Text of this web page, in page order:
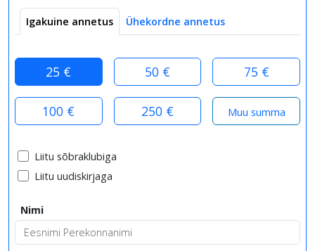
Igakuine annetus Ühekordne annetus
25 € 50 € 75 €
100 € 250 €
Liitu sõbraklubiga
Liitu uudiskirjaga
Nimi